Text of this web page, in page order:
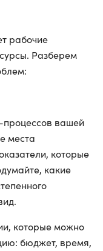
рабочие
Разберем
процессов вашей
места
которые
какие
которые можно
бюджет, время,